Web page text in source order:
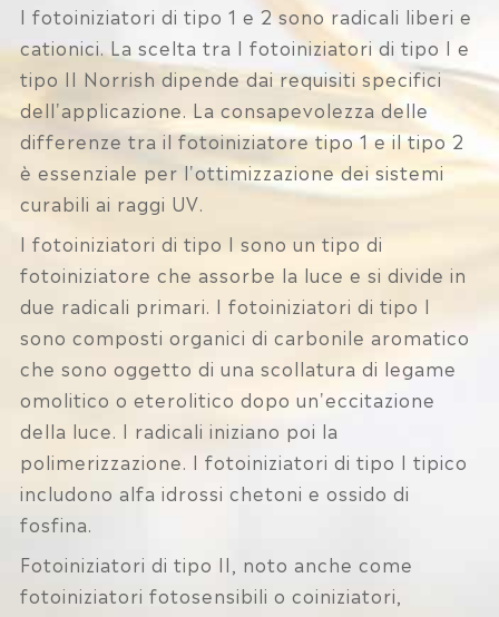
I fotoiniziatori di tipo 1 e 2 sono radicali liberi e
cationici. La scelta tra I fotoiniziatori di tipo I e
tipo II Norrish dipende dai requisiti specifici
dell'applicazione. La consapevolezza delle
differenze tra il fotoiniziatore tipo 1 e il tipo 2
è essenziale per l'ottimizzazione dei sistemi
curabili ai raggi UV.
I fotoiniziatori di tipo I sono un tipo di
fotoiniziatore che assorbe la luce e si divide in
due radicali primari. I fotoiniziatori di tipo I
sono composti organici di carbonile aromatico
che sono oggetto di una scollatura di legame
omolitico o eterolitico dopo un'eccitazione
della luce. I radicali iniziano poi la
polimerizzazione. I fotoiniziatori di tipo I tipico
includono alfa idrossi chetoni e ossido di
fosfina.
Fotoiniziatori di tipo II, noto anche come
fotoiniziatori fotosensibili o coiniziatori,